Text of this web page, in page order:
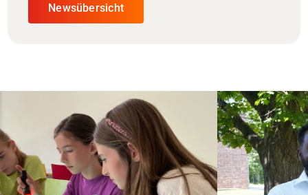
Newsübersicht